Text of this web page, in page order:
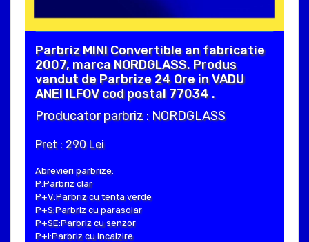
Parbriz MINI Convertible an fabricatie
2007, marca NORDGLASS. Produs
vandut de Parbrize 24 Ore in VADU
ANEI ILFOV cod postal 77034 .
Producator parbriz : NORDGLASS
Pret : 290 Lei
Abrevieri parbrize:
P:Parbriz clar
P+V:Parbriz cu tenta verde
P+S:Parbriz cu parasolar
P+SE:Parbriz cu senzor
P+I:Parbriz cu incalzire